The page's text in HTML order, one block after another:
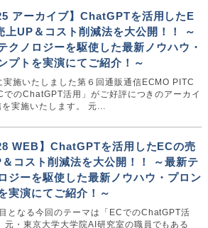
アーカイブ】ChatGPTを活用したE
上UP＆コスト削減法を大公開！！ ～
クノロジーを駆使した最新ノウハウ・
プトを実演にてご紹介！～
実施いたしました第６回通販通信ECMO PITC
でのChatGPT活用」がご好評につきのアーカイ
実施いたします。 元...
WEB】ChatGPTを活用したECの売
＆コスト削減法を大公開！！ ～最新テ
ジーを駆使した最新ノウハウ・プロン
実演にてご紹介！～
となる今回のテーマは「ECでのChatGPT活
元・東京大学大学院AI研究室の職員でもある